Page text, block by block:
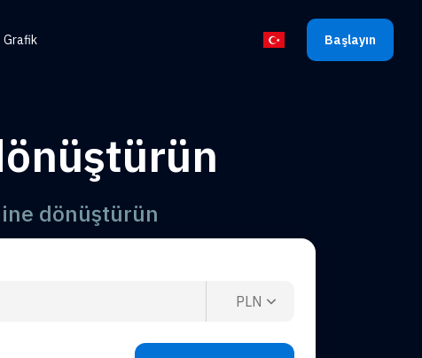
Grafik Dili seçin Başlayın
dönüştürün
PLN